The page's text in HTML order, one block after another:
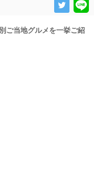
ご当地グルメを一挙ご紹